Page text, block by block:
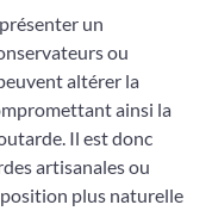
un
ou
altérer la
ainsi la
Il est donc
artisanales ou
plus naturelle